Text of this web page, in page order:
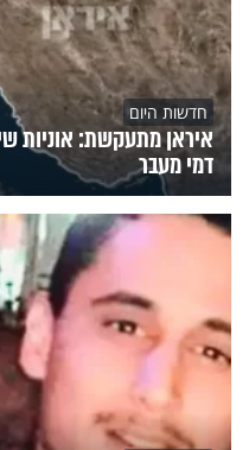
חדשות היום
איראן מתעקשת: אוניות
דמי מעבר